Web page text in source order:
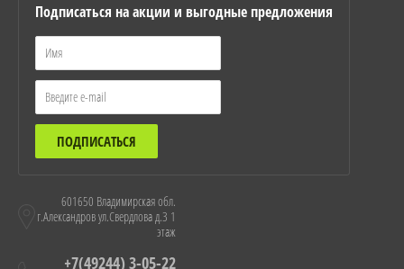
Подписаться на акции и выгодные предложения
ПОДПИСАТЬСЯ
601650 Владимирская обл.
г.Александров ул.Свердлова д.3 1
этаж
+7(49244) 3-05-22